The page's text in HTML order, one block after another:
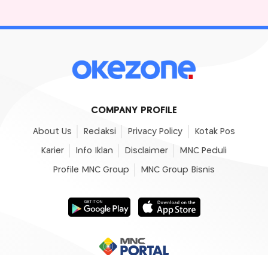
COMPANY PROFILE
About Us Redaksi Privacy Policy Kotak Pos
Karier Info Iklan Disclaimer MNC Peduli
Profile MNC Group MNC Group Bisnis